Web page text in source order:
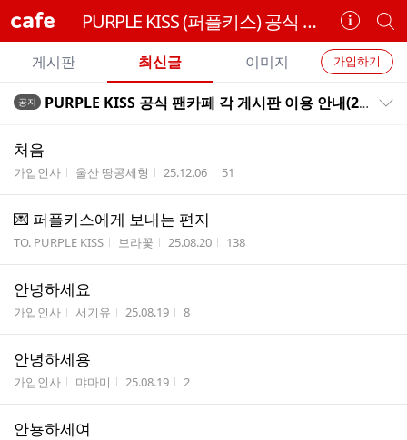
cafe PURPLE KISS (퍼플키스) 공식 팬카페
카
페
정
보
보
기
개
별
카
페
검
카
페
메
뉴
가입하기
게시판 최신글 이미지
전
글
트
공지 PURPLE KISS 공식 팬카페 각 게시판 이용 안내(201008VER.)
처음
게시판명
가입인사 작성자
울산 땅콩세형 작성시간
25.12.06 조회수
51
💌 퍼플키스에게 보내는 편지
게시판명
TO. PURPLE KISS 작성자
보라꽃 작성시간
25.08.20 조회수
138
안녕하세요
게시판명
가입인사 작성자
서기유 작성시간
25.08.19 조회수
8
안녕하세용
게시판명
가입인사 작성자
먀마미 작성시간
25.08.19 조회수
2
안뇽하세여